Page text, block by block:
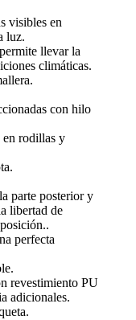
visibles en
luz.
llevar la
climáticas.
con hilo
en rodillas y
parte posterior y
libertad de
perfecta
revestimiento PU
adicionales.